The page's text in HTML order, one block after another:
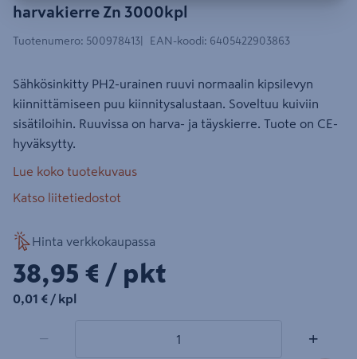
harvakierre Zn 3000kpl
Tuotenumero: 500978413 EAN-koodi: 6405422903863
Sähkösinkitty PH2-urainen ruuvi normaalin kipsilevyn
kiinnittämiseen puu kiinnitysalustaan. Soveltuu kuiviin
sisätiloihin. Ruuvissa on harva- ja täyskierre. Tuote on CE-
hyväksytty.
Lue koko tuotekuvaus
Katso liitetiedostot
Hinta verkkokaupassa
38,95€/pkt
38,95 € / pkt
0,01€/kpl
0,01 € / kpl
− +